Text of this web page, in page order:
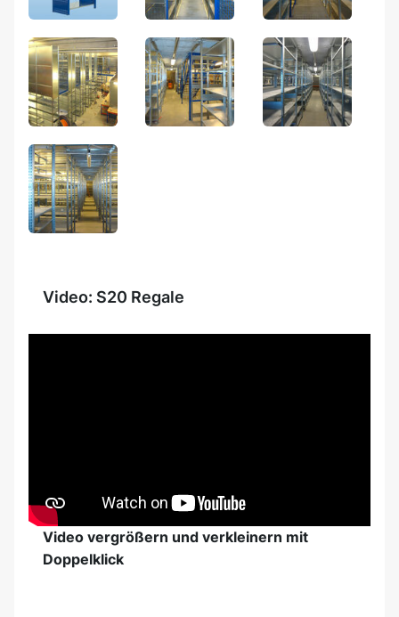
Video: S20 Regale
Video vergrößern und verkleinern mit
Doppelklick